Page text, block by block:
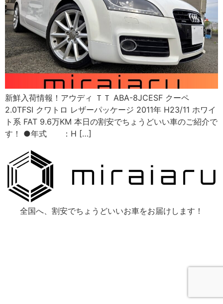
新鮮入荷情報！アウディ ＴＴ ABA-8JCESF クーペ
2.0TFSI クワトロ レザーパッケージ 2011年 H23/11 ホワイ
ト系 FAT 9.6万KM 本日の割安でちょうどいい車のご紹介で
す！ ●年式 ：H […]
全国へ、割安でちょうどいいお車をお届けします！